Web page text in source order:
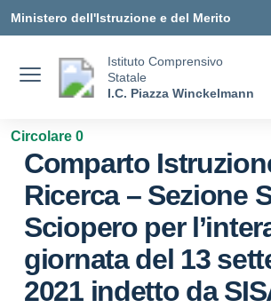
Ministero dell'Istruzione e del Merito
Istituto Comprensivo
Statale
I.C. Piazza Winckelmann
Circolare 0
Comparto
Ricerca – Sezione
Sciopero per
giornata del 13
2021 indetto da